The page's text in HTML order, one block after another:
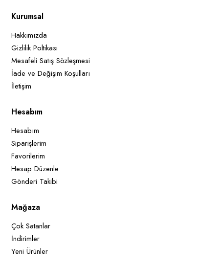
Kurumsal
Hakkımızda
Gizlilik Poltikası
Mesafeli Satış Sözleşmesi
İade ve Değişim Koşulları
İletişim
Hesabım
Hesabım
Siparişlerim
Favorilerim
Hesap Düzenle
Gönderi Takibi
Mağaza
Çok Satanlar
İndirimler
Yeni Ürünler